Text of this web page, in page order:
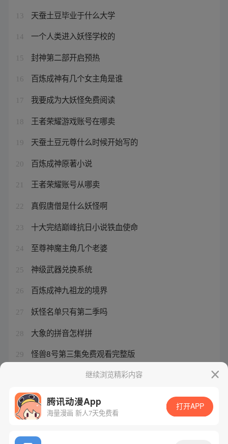
13 天蚕土豆毕业于什么大学
14 一个人类进入妖怪学校的
15 封神第二部开启预热
16 百炼成神有几个女主角是谁
17 我要成为大妖怪免费阅读
18 王者荣耀游戏账号在哪卖
19 天蚕土豆元尊什么时候开始写的
20 百炼成神原著小说
21 王者荣耀账号从哪卖
22 真假唐僧是什么妖怪啊
23 十大完结巅峰抗日小说铁血使命
24 至尊神魔主角几个老婆
25 神级武器兑换系统
26 百炼成神九祖龙的境界
27 妖怪名单只有第二季吗
28 大象的拼音怎样拼
29 怪兽8号第三集免费观看完整版
百炼成神在线观看动漫继续浏览精彩内容
腾讯动漫App
海量漫画 新人7天免费看
打开APP